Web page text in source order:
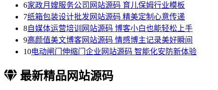
6家政月嫂服务公司网站源码 育儿保姆行业模板
7纸箱包装设计批发网站源码 精美定制心意传递
8自媒体运营培训网站源码 博客小白也能轻松上手
9高颜值美文博客网站源码 情感博主记录美好瞬间
10电动闸门伸缩门企业网站源码 智能化安防新体验
最新精品网站源码